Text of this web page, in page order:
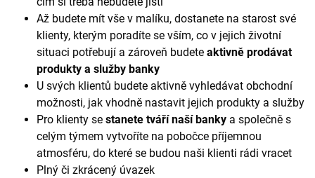
Až budete mít vše v malíku, dostanete na starost své
klienty, kterým poradíte se vším, co v jejich životní
situaci potřebují a zároveň budete aktivně prodávat
produkty a služby banky
U svých klientů budete aktivně vyhledávat obchodní
možnosti, jak vhodně nastavit jejich produkty a služby
Pro klienty se stanete tváří naší banky a společně s
celým týmem vytvoříte na pobočce příjemnou
atmosféru, do které se budou naši klienti rádi vracet
Plný či zkrácený úvazek